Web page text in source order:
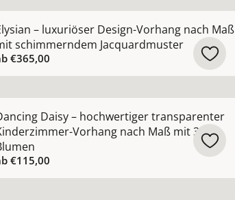
– luxuriöser Design-Vorhang nach Maß
schimmerndem Jacquardmuster
€365,00
Daisy – hochwertiger transparenter
Vorhang nach Maß mit 3D-
€115,00